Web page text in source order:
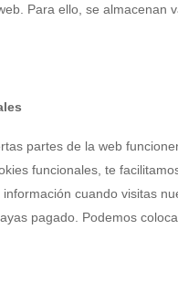
Para ello, se almacenan
partes de la web
funcionales, te
cuando visitas
pagado. Podemos